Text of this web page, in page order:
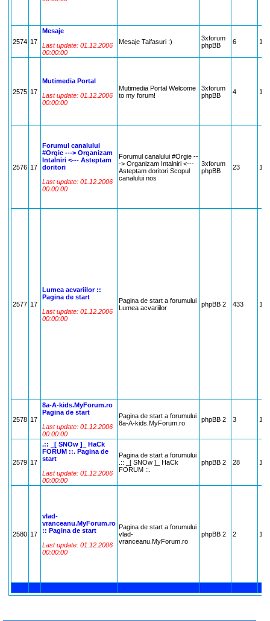
2574 17
Mesaje
Last update: 01.12.2006
00:00:00
Mesaje Taifasuri :)
3xforum
phpBB
6 17
2575 17
Mutimedia Portal
Last update: 01.12.2006
00:00:00
Mutimedia Portal Welcome
to my forum!
3xforum
phpBB
4 17
2576 17
Forumul canalului
#Orgie ---> Organizam
Intalniri <--- Asteptam
doritori
Last update: 01.12.2006
00:00:00
Forumul canalului #Orgie --
-> Organizam Intalniri <---
Asteptam doritori Scopul
canalului nos
3xforum
phpBB
23 17
2577 17
Lumea acvariilor ::
Pagina de start
Last update: 01.12.2006
00:00:00
Pagina de start a forumului
Lumea acvariilor
phpBB 2 433 17
2578 17
8a-A-kids.MyForum.ro
Pagina de start
Last update: 01.12.2006
00:00:00
Pagina de start a forumului
8a-A-kids.MyForum.ro
phpBB 2 3 17
2579 17
.:: _[ SNOw ]_ HaCk
FORUM ::. Pagina de
start
Last update: 01.12.2006
00:00:00
Pagina de start a forumului
.:: _[ SNOw ]_ HaCk
FORUM ::.
phpBB 2 28 17
2580 17
vlad-
vranceanu.MyForum.ro
:: Pagina de start
Last update: 01.12.2006
00:00:00
Pagina de start a forumului
vlad-
vranceanu.MyForum.ro
phpBB 2 2 17